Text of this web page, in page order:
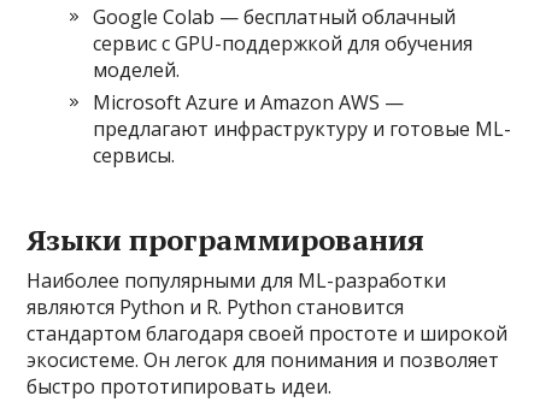
Google Colab — бесплатный облачный
сервис с GPU-поддержкой для обучения
моделей.
Microsoft Azure и Amazon AWS —
предлагают инфраструктуру и готовые ML-
сервисы.
Языки программирования
Наиболее популярными для ML-разработки
являются Python и R. Python становится
стандартом благодаря своей простоте и широкой
экосистеме. Он легок для понимания и позволяет
быстро прототипировать идеи.